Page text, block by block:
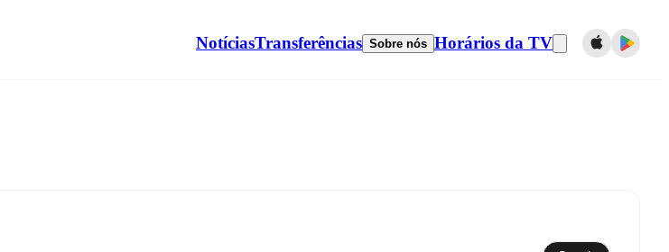
NotíciasTransferências Sobre nós Horários da TV